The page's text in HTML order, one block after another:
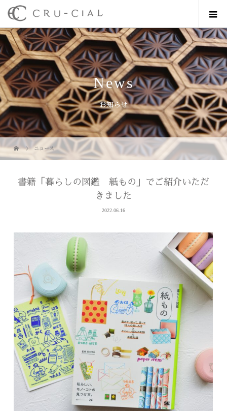
News
お知らせ
ニュース
書籍「暮らしの図鑑 紙もの」でご紹介いただ
きました
2022.06.16